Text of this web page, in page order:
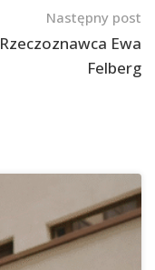
Następny post
Rzeczoznawca Ewa
Felberg